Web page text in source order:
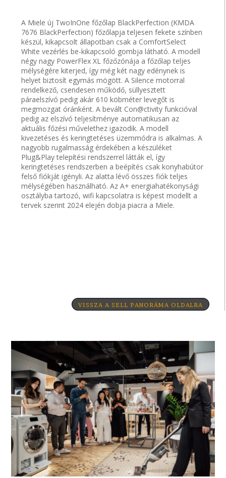
A Miele új TwoInOne főzőlap BlackPerfection (KMDA
7676 BlackPerfection) főzőlapja teljesen fekete színben
készül, kikapcsolt állapotban csak a ComfortSelect
White vezérlés be-kikapcsoló gombja látható. A modell
négy nagy PowerFlex XL főzőzónája a főzőlap teljes
mélységére kiterjed, így még két nagy edénynek is
helyet biztosít egymás mögött. A Silence motorral
rendelkező, csendesen működő, süllyesztett
páraelszívó pedig akár 610 köbméter levegőt is
megmozgat óránként. A bevált Con@ctivity funkcióval
pedig az elszívó teljesítménye automatikusan az
aktuális főzési művelethez igazodik. A modell
kivezetéses és keringtetéses üzemmódra is alkalmas. A
nagyobb rugalmasság érdekében a készüléket
Plug&Play telepítési rendszerrel látták el, így
keringtetéses rendszerben a beépítés csak konyhabútor
felső fiókját igényli. Az alatta lévő összes fiók teljes
mélységében használható. Az A+ energiahatékonysági
osztályba tartozó, wifi kapcsolatra is képest modellt a
tervek szerint 2024 elején dobja piacra a Miele.
VISSZA A SELL PANORÁMA OLDALRA